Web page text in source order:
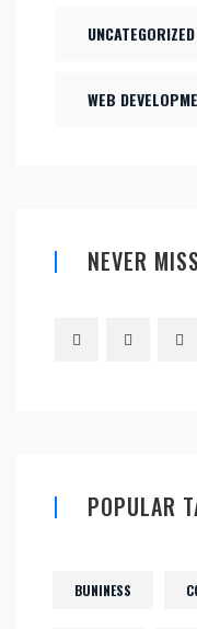
UNCATEGORIZED
WEB
NEVER
POPULAR
BUNINESS